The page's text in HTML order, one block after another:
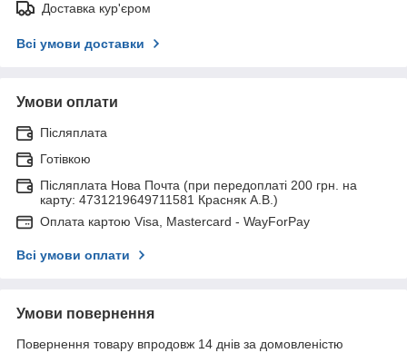
Доставка кур'єром
Всі умови доставки
Умови оплати
Післяплата
Готівкою
Післяплата Нова Почта (при передоплаті 200 грн. на
карту: 4731219649711581 Красняк А.В.)
Оплата картою Visa, Mastercard - WayForPay
Всі умови оплати
Умови повернення
Повернення товару впродовж 14 днів за домовленістю